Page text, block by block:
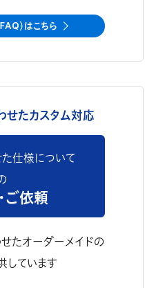
）はこちら
せたカスタム対応
仕様について
ご依頼
たオーダーメイドの
しています